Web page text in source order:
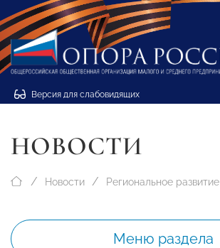
Версия для слабовидящих
НОВОСТИ
Новости Региональное развитие
Меню раздела